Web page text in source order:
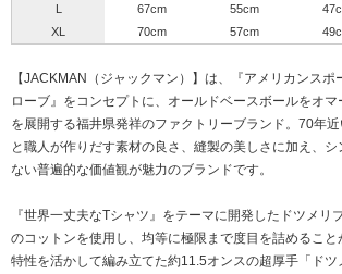
L
67cm 55cm
XL
70cm 57cm
【JACKMAN（ジャックマン）】は、『アメリカンスポ
ローブ』をコンセプトに、オールドベースボールをオ
を展開する福井県発祥のファクトリーブランド。70年
と職人が作りだす素材の良さ、縫製の美しさに加え、
ない普遍的な価値観が魅力のブランドです。
『世界一丈夫なTシャツ』をテーマに開発したドツメリ
のコットンを使用し、均等に極限まで度目を詰めるこ
特性を活かして編み立てた約11.5オンスの超厚手「ドツ